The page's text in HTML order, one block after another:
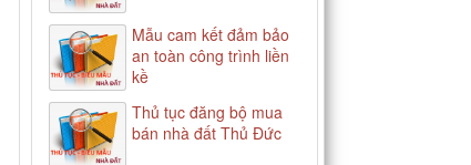
Mẫu cam kết đảm bảo
an toàn công trình liền
kề
Thủ tục đăng bộ mua
bán nhà đất Thủ Đức